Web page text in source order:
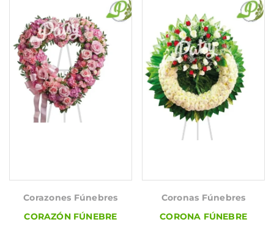
Corazones Fúnebres
CORAZÓN FÚNEBRE
Coronas Fúnebres
CORONA FÚNEBRE